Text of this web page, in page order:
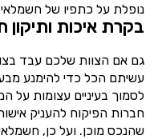
נופלת על כתפיו של
בקרת איכות ותיקון
גם אם הצוות שלכם עבד
עשיתם הכל כדי להימנע
לסמוך בעיניים עצומות על
חברות הפיקוח להעניק
שהנכס מוכן. ועל כן,